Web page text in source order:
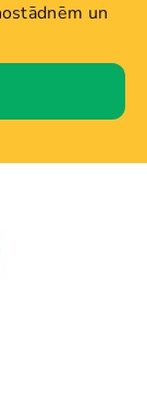
un